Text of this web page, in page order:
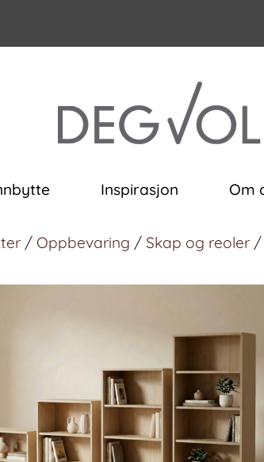
Inspirasjon Om
/ Oppbevaring / Skap og reoler /